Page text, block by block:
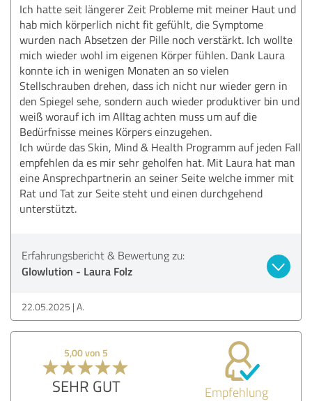
Ich hatte seit längerer Zeit Probleme mit meiner Haut und
hab mich körperlich nicht fit gefühlt, die Symptome
wurden nach Absetzen der Pille noch verstärkt. Ich wollte
mich wieder wohl im eigenen Körper fühlen. Dank Laura
konnte ich in wenigen Monaten an so vielen
Stellschrauben drehen, dass ich nicht nur wieder gern in
den Spiegel sehe, sondern auch wieder produktiver bin und
weiß worauf ich im Alltag achten muss um auf die
Bedürfnisse meines Körpers einzugehen.
Ich würde das Skin, Mind & Health Programm auf jeden Fall
empfehlen da es mir sehr geholfen hat. Mit Laura hat man
eine Ansprechpartnerin an seiner Seite welche immer mit
Rat und Tat zur Seite steht und einen durchgehend
unterstützt.
Erfahrungsbericht & Bewertung zu:
Glowlution - Laura Folz
22.05.2025 A.
5,00 von 5
SEHR GUT Empfehlung